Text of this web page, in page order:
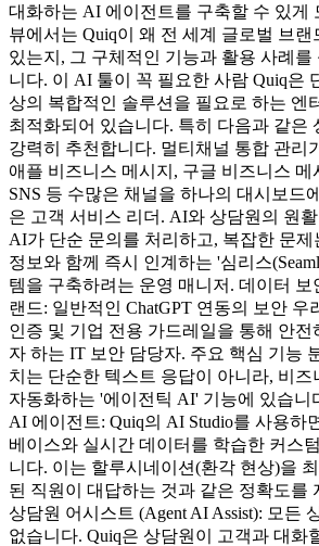
대화하는 AI 에이전트를 구축할 수 있게
뷰에서는 Quiq이 왜 전 세계 글로벌 브랜
있는지, 그 구체적인 기능과 활용 사례를
니다. 이 AI 툴이 꼭 필요한 사람 Quiq은
상의 복합적인 솔루션을 필요로 하는 엔
최적화되어 있습니다. 특히 다음과 같은
강력히 추천합니다. 멀티채널 통합 관리
애플 비즈니스 메시지, 구글 비즈니스 메
SNS 등 수많은 채널을 하나의 대시보드
은 고객 서비스 리더. AI와 상담원의 원
AI가 단순 문의를 처리하고, 복잡한 문제
정보와 함께 즉시 인계하는 '심리스
템을 구축하려는 운영 매니저. 데이터 보
랜드: 일반적인 ChatGPT 연동의 보안 우
인증 및 기업 전용 가드레일을 통해 안
자 하는 IT 보안 담당자. 주요 핵심 기능
치는 단순한 텍스트 응답이 아니라, 비
자동화하는 '에이전틱 AI' 기능에 있습니
AI 에이전트: Quiq의 AI Studio를 사용하
베이스와 실시간 데이터를 학습한 커스
니다. 이는 할루시네이션(환각 현상)을
된 직원이 대답하는 것과 같은 정확도를
상담원 어시스트 (Agent AI Assist): 모든
없습니다. Quiq은 상담원이 고객과 대화